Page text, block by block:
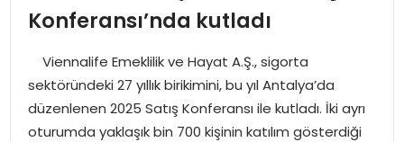
EĞITIM
SOSYAL HABER
SPOR
Konferansı’nda kutladı
Viennalife Emeklilik ve Hayat A.Ş., sigorta
sektöründeki 27 yıllık birikimini, bu yıl Antalya’da
düzenlenen 2025 Satış Konferansı ile kutladı. İki ayrı
oturumda yaklaşık bin 700 kişinin katılım gösterdiği